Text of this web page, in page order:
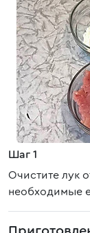
Шаг 1
Очистите лук
необходимые